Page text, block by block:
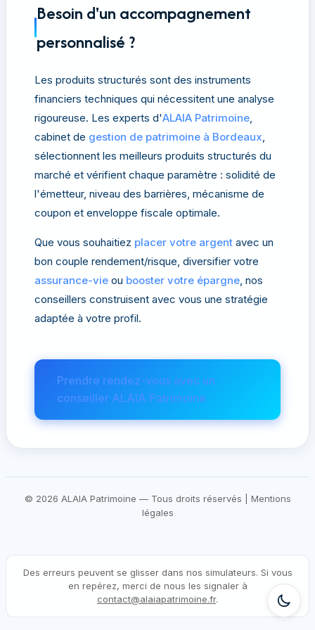
perte en capital en cas de forte baisse.
nominale. Le rappel anticipé (autocall) est le
moyen le plus courant de sortir avant terme
pourquoi un horizon d'investissement
compatible avec la maturité du produit est
recommandé.
du capital avec un rendement de 2,5% à
4%. Le produit structuré à capital garanti
Besoin d'un accompagnement
personnalisé ?
Les produits structurés sont des instruments
financiers techniques qui nécessitent une analyse
rigoureuse. Les experts d'ALAIA Patrimoine
cabinet de gestion de patrimoine à Bordeaux
sélectionnent les meilleurs produits structurés du
marché et vérifient chaque paramètre : solidité de
l'émetteur, niveau des barrières, mécanisme de
coupon et enveloppe fiscale optimale.
Que vous souhaitiez placer votre argent avec un
bon couple rendement/risque, diversifier votre
assurance-vie ou booster votre épargne , nos
conseillers construisent avec vous une stratégie
adaptée à votre profil.
Prendre rendez-vous avec un
conseiller ALAIA Patrimoine
© 2026 ALAIA Patrimoine — Tous droits réservés | Mentions
légales
Des erreurs peuvent se glisser dans nos simulateurs. Si vous
en repérez, merci de nous les signaler à
contact@alaiapatrimoine.fr.